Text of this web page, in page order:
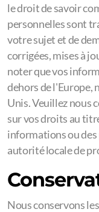
le droit de savoir
personnelles sont
votre sujet et de
corrigées, mises à
noter que vos
dehors de l'Europe,
Unis. Veuillez nous
sur vos droits au
informations ou
autorité locale de
Nous conservons